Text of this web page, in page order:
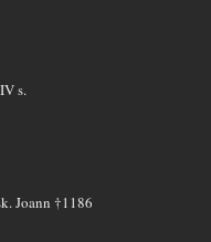
s.
Joann †1186